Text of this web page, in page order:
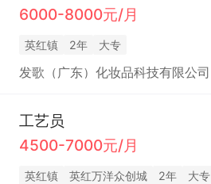
6000-8000元/月
英红镇 2年 大专
发歌（广东）化妆品科技有限公司
工艺员
4500-7000元/月
英红镇 英红万洋众创城 2年 大专